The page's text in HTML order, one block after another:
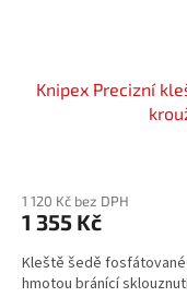
Knipex Precizní
1 120 Kč bez DPH
1 355 Kč
Kleště šedě
hmotou bránící